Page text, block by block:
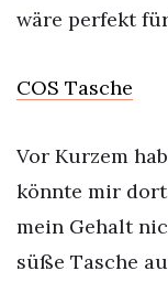
wäre perfekt
COS Tasche
Vor Kurzem
könnte mir dort
mein Gehalt
süße Tasche